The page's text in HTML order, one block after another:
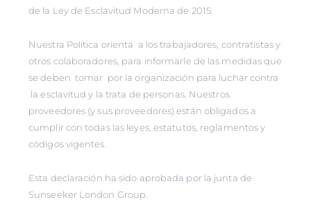
de la Ley de Esclavitud Moderna de 2015.
Nuestra Política orienta a los trabajadores, contratistas y
otros colaboradores, para informarle de las medidas que
se deben tomar por la organización para luchar contra
la esclavitud y la trata de personas. Nuestros
proveedores (y sus proveedores) están obligados a
cumplir con todas las leyes, estatutos, reglamentos y
códigos vigentes.
Esta declaración ha sido aprobada por la junta de
Sunseeker London Group.